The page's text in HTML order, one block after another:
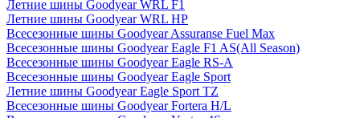
Летние шины Goodyear WRL F1
Летние шины Goodyear WRL HP
Всесезонные шины Goodyear Assuranse Fuel Max
Всесезонные шины Goodyear Eagle F1 AS(All Season)
Всесезонные шины Goodyear Eagle RS-A
Всесезонные шины Goodyear Eagle Sport
Летние шины Goodyear Eagle Sport TZ
Всесезонные шины Goodyear Fortera H/L